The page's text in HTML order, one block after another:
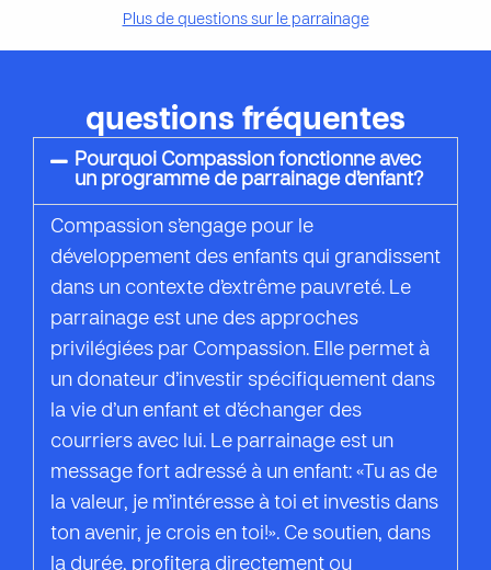
Plus de questions sur le parrainage
questions fréquentes
Pourquoi Compassion fonctionne avec
un programme de parrainage d’enfant?
Compassion s’engage pour le
développement des enfants qui grandissent
dans un contexte d’extrême pauvreté. Le
parrainage est une des approches
privilégiées par Compassion. Elle permet à
un donateur d’investir spécifiquement dans
la vie d’un enfant et d’échanger des
courriers avec lui. Le parrainage est un
message fort adressé à un enfant: «Tu as de
la valeur, je m’intéresse à toi et investis dans
ton avenir, je crois en toi!». Ce soutien, dans
la durée, profitera directement ou